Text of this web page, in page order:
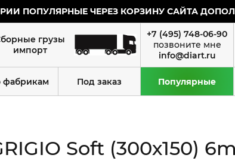
ПОПУЛЯРНЫЕ ЧЕРЕЗ КОРЗИНУ САЙТА
грузы
импорт
+7 (495) 748-06-90
info@diart.ru
фабрикам Под заказ Популярные
Soft (300х150)